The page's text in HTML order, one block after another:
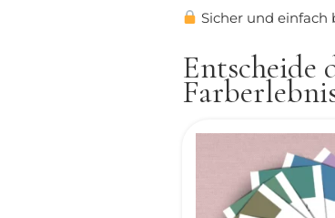
Sicher und einfach
Entscheide